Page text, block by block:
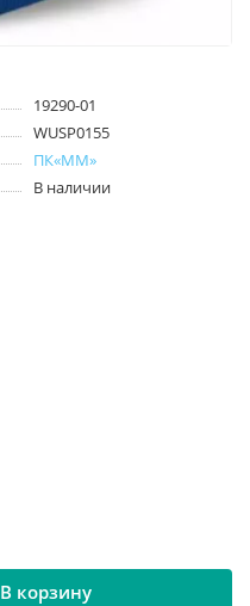
19290-01
WUSP0155
ПК«ММ»
В наличии
В корзину